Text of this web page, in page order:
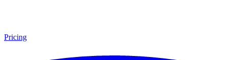
Pricing